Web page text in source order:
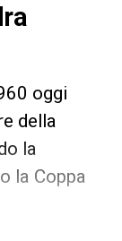
oggi
della
la
la Coppa